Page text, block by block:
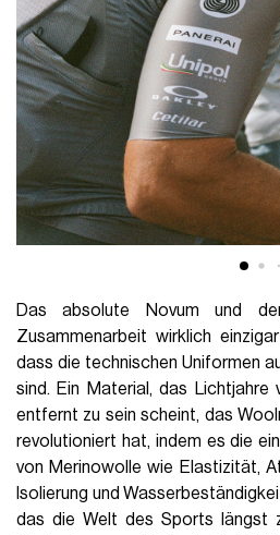
Das absolute Novum und
Zusammenarbeit wirklich
dass die technischen Uniformen
sind. Ein Material, das
entfernt zu sein scheint, das
revolutioniert hat, indem es die
von Merinowolle wie Elastizität,
Isolierung und
das die Welt des Sports längst